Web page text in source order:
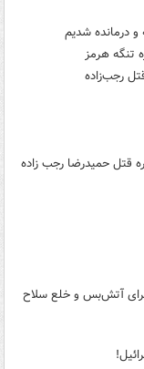
تنگه هرمز
رجب‌زاده
قتل حمیدرضا رجب زاده
برای آتش‌بس و خلع سلاح